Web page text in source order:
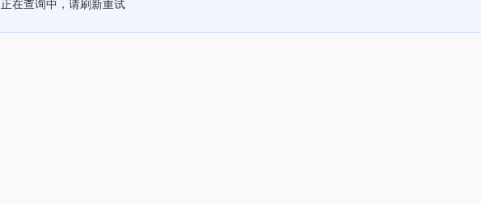
正在查询中，请刷新重试